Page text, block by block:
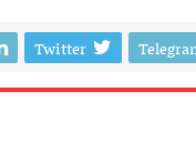
Twitter